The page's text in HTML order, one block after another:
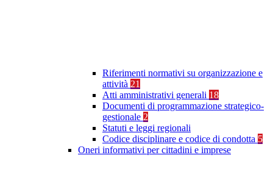
Riferimenti normativi su organizzazione e
attività 21
Atti amministrativi generali 18
Documenti di programmazione strategico-
gestionale 2
Statuti e leggi regionali
Codice disciplinare e codice di condotta 5
Oneri informativi per cittadini e imprese